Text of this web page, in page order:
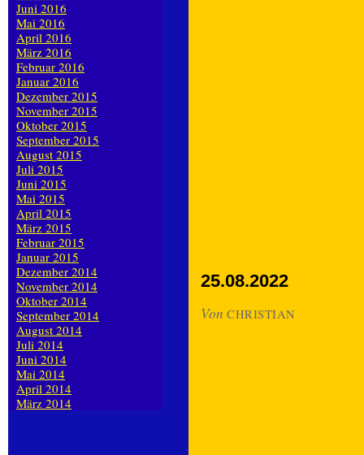
25.08.2022
Von CHRISTIAN
Juni 2016
Mai 2016
April 2016
März 2016
Februar 2016
Januar 2016
Dezember 2015
November 2015
Oktober 2015
September 2015
August 2015
Juli 2015
Juni 2015
Mai 2015
April 2015
März 2015
Februar 2015
Januar 2015
Dezember 2014
November 2014
Oktober 2014
September 2014
August 2014
Juli 2014
Juni 2014
Mai 2014
April 2014
März 2014